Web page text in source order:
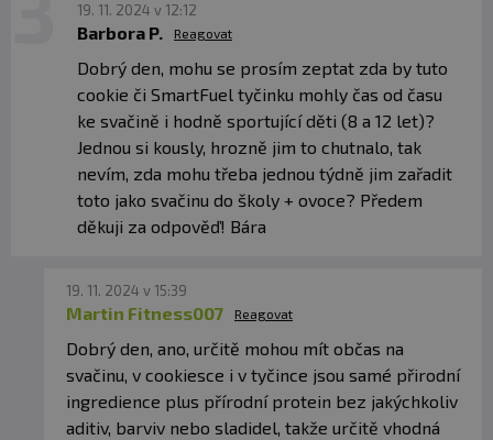
cukr,jsou slazené erythritolem a xylitolem, což
jsoupřírodní sladidla,která mají minimální
kalorickou hodnotu, nemají vliv zubní kazy a je
snadno stravitelný pro většinu lidí.
JAKÝ ZDROJ PROTEINU OBSAHUJE COOKIE?
Proteinová Smartfuel cookie obsahuje drtivou
většinu našeho100% Pure whey Grass-fed
proteinu, zbylá část jemicelární kasein,
PRODUKT V BODECH:
16,5 g bílkovin v jedné cookies
✅ Grass-fed syrovátkový protein
19. 11. 2024 v 12:12
Barbora P. Reagovat
Dobrý den, mohu se prosím zeptat zda by tuto
cookie či SmartFuel tyčinku mohly čas od času
ke svačině i hodně sportující děti (8 a 12 let)?
Jednou si kously, hrozně jim to chutnalo, tak
nevím, zda mohu třeba jednou týdně jim zařadit
toto jako svačinu do školy + ovoce? Předem
děkuji za odpověď! Bára
19. 11. 2024 v 15:39
Martin Fitness007 Reagovat
Dobrý den, ano, určitě mohou mít občas na
svačinu, v cookiesce i v tyčince jsou samé přirodní
ingredience plus přírodní protein bez jakýchkoliv
aditiv, barviv nebo sladidel, takže určitě vhodná